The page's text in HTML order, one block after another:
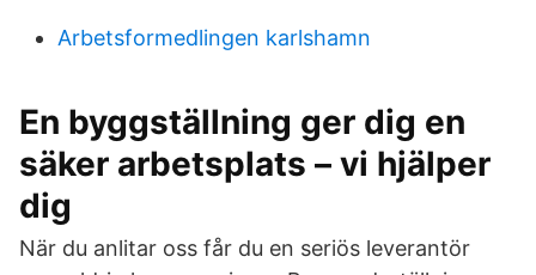
Arbetsformedlingen karlshamn
En byggställning ger dig en
säker arbetsplats – vi hjälper
dig
När du anlitar oss får du en seriös leverantör